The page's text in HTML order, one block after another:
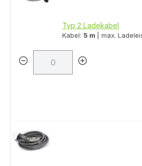
Typ 2 Ladekabel
Kabel: 5 m | max.